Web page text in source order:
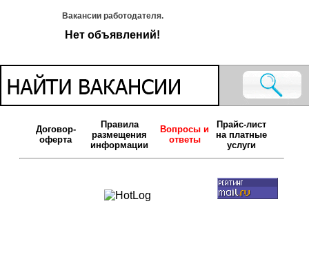
Вакансии работодателя.
Нет объявлений!
Договор-
оферта
Правила
размещения
информации
Вопросы и
ответы
Прайс-лист
на платные
услуги